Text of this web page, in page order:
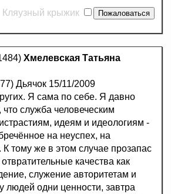
Кляузный крыжик
Хмелевская Татьяна
Дьячок 15/11/2009
Я сама по себе. Я давно
служба человеческим
идеям и идеологиям -
на неуспех, на
К тому же в этом случае прозапас
качества как
служение авторитетам и
людей одни ценности, завтра